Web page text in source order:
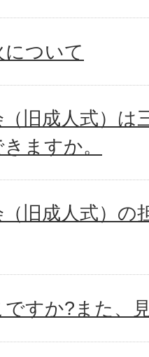
ついて
旧成人式）は
ますか。
旧成人式）の
すか?また、